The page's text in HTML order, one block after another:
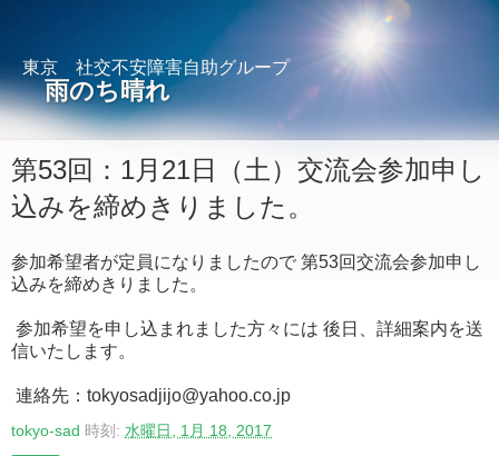
東京 社交不安障害自助グループ
雨のち晴れ
第53回：1月21日（土）交流会参加申し
込みを締めきりました。
参加希望者が定員になりましたので 第53回交流会参加申し
込みを締めきりました。
参加希望を申し込まれました方々には 後日、詳細案内を送
信いたします。
連絡先：tokyosadjijo@yahoo.co.jp
tokyo-sad 時刻: 水曜日, 1月 18, 2017